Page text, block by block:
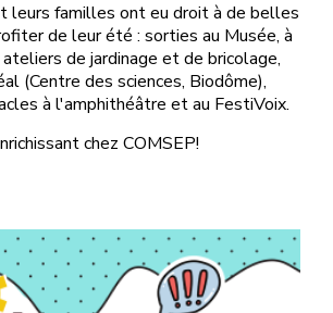
leurs familles ont eu droit à de belles
de leur été : sorties au Musée, à
de jardinage et de bricolage,
(Centre des sciences, Biodôme),
à l'amphithéâtre et au FestiVoix.
chez COMSEP!